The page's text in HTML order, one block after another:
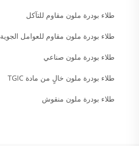
طلاء بودرة ملون مقاوم للتآكل
طلاء بودرة ملون مقاوم للعوامل الجوية
طلاء بودرة ملون صناعي
طلاء بودرة ملون خالٍ من مادة TGIC
طلاء بودرة ملون منقوش